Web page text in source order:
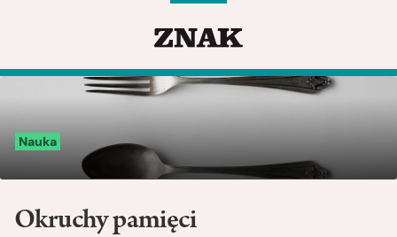
Nauka
Okruchy pamięci